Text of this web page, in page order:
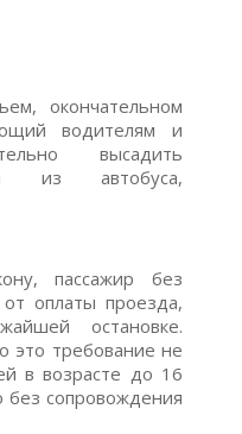
окончательном
водителям и
высадить
из автобуса,
пассажир без
оплаты проезда,
остановке.
это требование не
в возрасте до 16
без сопровождения